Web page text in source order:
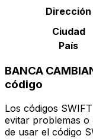
Dirección
Ciudad
País
BANCA
código
Los códigos
evitar problemas o
de usar el código